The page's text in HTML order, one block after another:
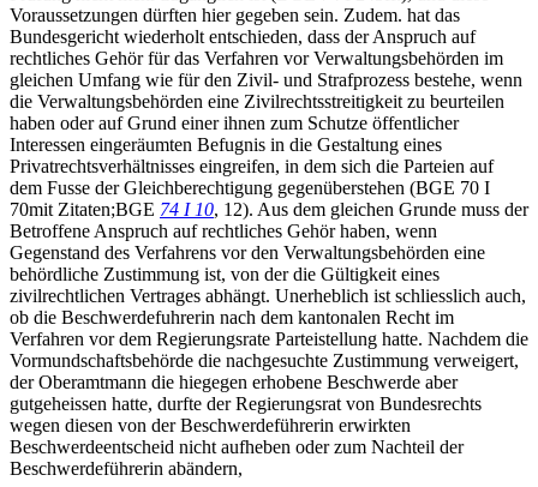
Voraussetzungen dürften hier gegeben sein. Zudem. hat das
Bundesgericht wiederholt entschieden, dass der Anspruch auf
rechtliches Gehör für das Verfahren vor Verwaltungsbehörden im
gleichen Umfang wie für den Zivil- und Strafprozess bestehe, wenn
die Verwaltungsbehörden eine Zivilrechtsstreitigkeit zu beurteilen
haben oder auf Grund einer ihnen zum Schutze öffentlicher
Interessen eingeräumten Befugnis in die Gestaltung eines
Privatrechtsverhältnisses eingreifen, in dem sich die Parteien auf
dem Fusse der Gleichberechtigung gegenüberstehen (BGE 70 I
70mit Zitaten;BGE 74 I 10, 12). Aus dem gleichen Grunde muss der
Betroffene Anspruch auf rechtliches Gehör haben, wenn
Gegenstand des Verfahrens vor den Verwaltungsbehörden eine
behördliche Zustimmung ist, von der die Gültigkeit eines
zivilrechtlichen Vertrages abhängt. Unerheblich ist schliesslich auch,
ob die Beschwerdefuhrerin nach dem kantonalen Recht im
Verfahren vor dem Regierungsrate Parteistellung hatte. Nachdem die
Vormundschaftsbehörde die nachgesuchte Zustimmung verweigert,
der Oberamtmann die hiegegen erhobene Beschwerde aber
gutgeheissen hatte, durfte der Regierungsrat von Bundesrechts
wegen diesen von der Beschwerdeführerin erwirkten
Beschwerdeentscheid nicht aufheben oder zum Nachteil der
Beschwerdeführerin abändern,